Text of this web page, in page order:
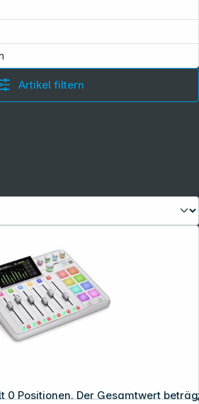
0 Positionen. Der Gesamtwert
Artikel filtern
dexxIT. Alle Rechte vorbehalten.